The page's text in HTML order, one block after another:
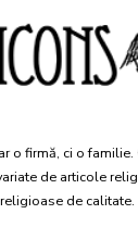
o firmă, ci o
de articole
de calitate.